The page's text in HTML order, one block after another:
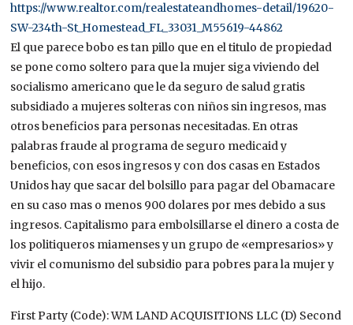
https://www.realtor.com/realestateandhomes-detail/19620-
SW-234th-St_Homestead_FL_33031_M55619-44862
El que parece bobo es tan pillo que en el titulo de propiedad
se pone como soltero para que la mujer siga viviendo del
socialismo americano que le da seguro de salud gratis
subsidiado a mujeres solteras con niños sin ingresos, mas
otros beneficios para personas necesitadas. En otras
palabras fraude al programa de seguro medicaid y
beneficios, con esos ingresos y con dos casas en Estados
Unidos hay que sacar del bolsillo para pagar del Obamacare
en su caso mas o menos 900 dolares por mes debido a sus
ingresos. Capitalismo para embolsillarse el dinero a costa de
los politiqueros miamenses y un grupo de «empresarios» y
vivir el comunismo del subsidio para pobres para la mujer y
el hijo.
First Party (Code): WM LAND ACQUISITIONS LLC (D) Second